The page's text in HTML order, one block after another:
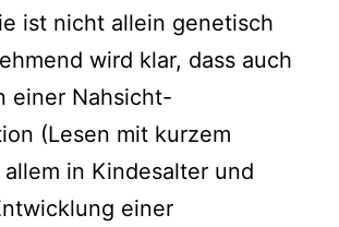
ist nicht allein genetisch
wird klar, dass auch
einer Nahsicht-
(Lesen mit kurzem
in Kindesalter und
einer